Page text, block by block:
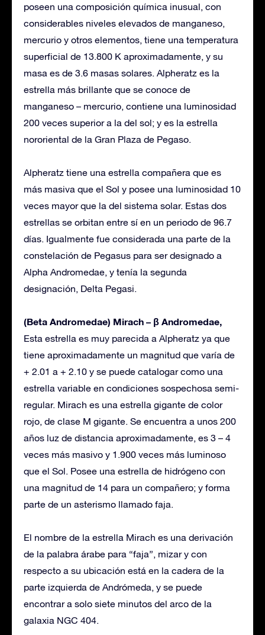
poseen una composición química inusual, con
considerables niveles elevados de manganeso,
mercurio y otros elementos, tiene una temperatura
superficial de 13.800 K aproximadamente, y su
masa es de 3.6 masas solares. Alpheratz es la
estrella más brillante que se conoce de
manganeso – mercurio, contiene una luminosidad
200 veces superior a la del sol; y es la estrella
nororiental de la Gran Plaza de Pegaso.
Alpheratz tiene una estrella compañera que es
más masiva que el Sol y posee una luminosidad 10
veces mayor que la del sistema solar. Estas dos
estrellas se orbitan entre sí en un periodo de 96.7
días. Igualmente fue considerada una parte de la
constelación de Pegasus para ser designado a
Alpha Andromedae, y tenía la segunda
designación, Delta Pegasi.
(Beta Andromedae) Mirach – β Andromedae,
Esta estrella es muy parecida a Alpheratz ya que
tiene aproximadamente un magnitud que varía de
+ 2.01 a + 2.10 y se puede catalogar como una
estrella variable en condiciones sospechosa semi-
regular. Mirach es una estrella gigante de color
rojo, de clase M gigante. Se encuentra a unos 200
años luz de distancia aproximadamente, es 3 – 4
veces más masivo y 1.900 veces más luminoso
que el Sol. Posee una estrella de hidrógeno con
una magnitud de 14 para un compañero; y forma
parte de un asterismo llamado faja.
El nombre de la estrella Mirach es una derivación
de la palabra árabe para “faja”, mizar y con
respecto a su ubicación está en la cadera de la
parte izquierda de Andrómeda, y se puede
encontrar a solo siete minutos del arco de la
galaxia NGC 404.